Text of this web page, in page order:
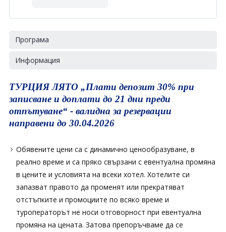
Програма
Информация
ТУРЦИЯ ЛЯТО „Плати депозит 30% при
записване и доплати до 21 дни преди
отпътуване“ - валидна за резервации
направени до 30.04.2026
Обявените цени са с динамично ценообразуване, в
реално време и са пряко свързани с евентуална промяна
в цените и условията на всеки хотел. Хотелите си
запазват правото да променят или прекратяват
отстъпките и промоциите по всяко време и
туроператорът не носи отговорност при евентуална
промяна на цената. Затова препоръчваме да се